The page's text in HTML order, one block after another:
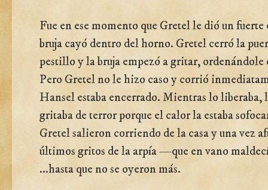
Fue en ese momento que Gretel le dió un
bruja cayó dentro del horno. Gretel cerró la
pestillo y la bruja empezó a gritar, ordenándole
Pero Gretel no le hizo caso y corrió
Hansel estaba encerrado. Mientras lo liberaba,
gritaba de terror porque el calor la estaba
Gretel salieron corriendo de la casa y una vez
últimos gritos de la arpía —que en vano
...hasta que no se oyeron más.